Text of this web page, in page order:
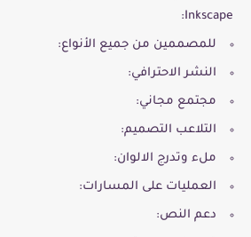
Inkscape:
للمصممين من جميع الأنواع:
النشر الاحترافي:
مجتمع مجاني:
التلاعب التصميم:
ملء وتدرج الالوان:
العمليات على المسارات:
دعم النص: